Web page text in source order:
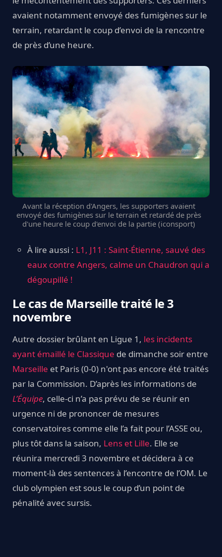
avaient notamment envoyé des fumigènes sur le
terrain, retardant le coup d’envoi de la rencontre
de près d’une heure.
Avant la réception d'Angers, les supporters avaient
envoyé des fumigènes sur le terrain et retardé de près
d'une heure le coup d'envoi de la partie (iconsport)
À lire aussi : L1, J11 : Saint-Étienne, sauvé des
eaux contre Angers, calme un Chaudron qui a
dégoupillé !
Le cas de Marseille traité le 3
novembre
Autre dossier brûlant en Ligue 1, les incidents
ayant émaillé le Classique de dimanche soir entre
Marseille et Paris (0-0) n'ont pas encore été traités
par la Commission. D’après les informations de
L’Équipe, celle-ci n’a pas prévu de se réunir en
urgence ni de prononcer de mesures
conservatoires comme elle l’a fait pour l’ASSE ou,
plus tôt dans la saison, Lens et Lille. Elle se
réunira mercredi 3 novembre et décidera à ce
moment-là des sentences à l’encontre de l’OM. Le
club olympien est sous le coup d’un point de
pénalité avec sursis.